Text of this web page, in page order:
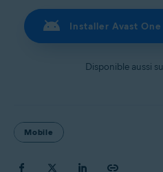
Installer Avast
Disponible aussi
Mobile